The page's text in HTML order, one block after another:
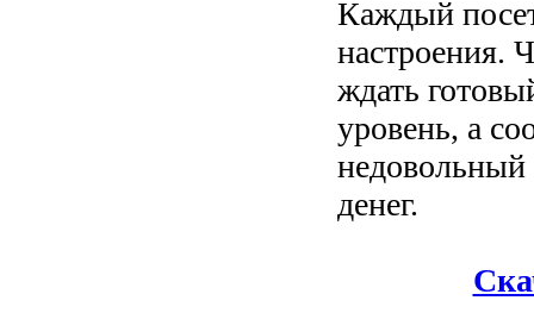
Каждый
настроения.
ждать
уровень, а
недовольный
денег.